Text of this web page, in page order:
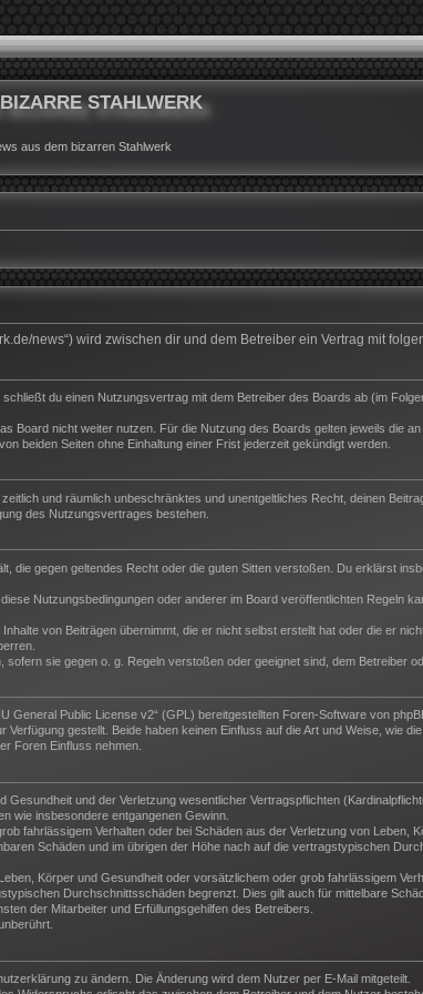
STAHLWERK
aus dem bizarren Stahlwerk
news“) wird zwischen dir und dem Betreiber ein Vertrag mit
du einen Nutzungsvertrag mit dem Betreiber des Boards ab (im
Board nicht weiter nutzen. Für die Nutzung des Boards gelten jeweils die
beiden Seiten ohne Einhaltung einer Frist jederzeit gekündigt werden.
und räumlich unbeschränktes und unentgeltliches Recht, deinen
des Nutzungsvertrages bestehen.
die gegen geltendes Recht oder die guten Sitten verstoßen. Du erklärst
Nutzungsbedingungen oder anderer im Board veröffentlichten Regeln
von Beiträgen übernimmt, die er nicht selbst erstellt hat oder die er
sie gegen o. g. Regeln verstoßen oder geeignet sind, dem Betreiber
General Public License v2“ (GPL) bereitgestellten Foren-Software von
gestellt. Beide haben keinen Einfluss auf die Art und Weise, wie
Foren Einfluss nehmen.
Gesundheit und der Verletzung wesentlicher Vertragspflichten
wie insbesondere entgangenen Gewinn.
fahrlässigem Verhalten oder bei Schäden aus der Verletzung von Leben,
Schäden und im übrigen der Höhe nach auf die vertragstypischen
Körper und Gesundheit oder vorsätzlichem oder grob fahrlässigem
Durchschnittsschäden begrenzt. Dies gilt auch für mittelbare
der Mitarbeiter und Erfüllungsgehilfen des Betreibers.
zu ändern. Die Änderung wird dem Nutzer per E-Mail mitgeteilt.